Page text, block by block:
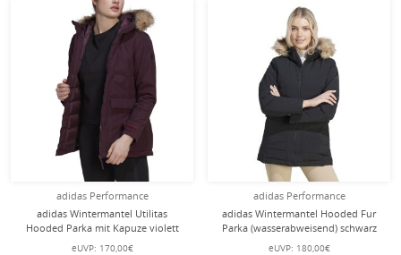
adidas Performance
adidas Wintermantel Utilitas
Hooded Parka mit Kapuze violett
Damen
eUVP: 170,00€
adidas Performance
adidas Wintermantel Hooded Fur
Parka (wasserabweisend) schwarz
Damen
eUVP: 180,00€